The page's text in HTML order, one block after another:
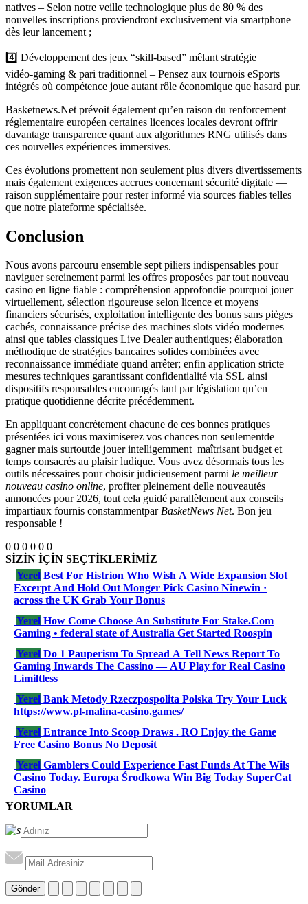
natives – Selon notre veille technologique plus de 80 % des
nouvelles inscriptions proviendront exclusivement via smartphone
dès leur lancement ;
4️⃣ Développement des jeux “skill‑based” mêlant stratégie
vidéo‑gaming & pari traditionnel – Pensez aux tournois eSports
intégrés où compétence joue autant rôle économique que hasard pur.
Basketnews.Net prévoit également qu’en raison du renforcement
réglementaire européen certaines licences locales devront offrir
davantage transparence quant aux algorithmes RNG utilisés dans
ces nouvelles expériences immersives.
Ces évolutions promettent non seulement plus divers divertissements
mais également exigences accrues concernant sécurité digitale —
raison supplémentaire pour rester informé via sources fiables telles
que notre plateforme spécialisée.
Conclusion
Nous avons parcouru ensemble sept piliers indispensables pour
naviguer sereinement parmi les offres proposées par tout nouveau
casino en ligne fiable : compréhension approfondie pourquoi jouer
virtuellement, sélection rigoureuse selon licence et moyens
financiers sécurisés, exploitation intelligente des bonus sans pièges
cachés, connaissance précise des machines slots vidéo modernes
ainsi que tables classiques Live Dealer authentiques; élaboration
méthodique de stratégies bancaires solides combinées avec
reconnaissance immédiate quand arrêter; enfin application stricte
mesures techniques garantissant confidentialité via SSL ainsi
dispositifs responsables encouragés tant par législation qu’en
pratique quotidienne décrite précédemment.
En appliquant concrètement chacune de ces bonnes pratiques
présentées ici vous maximiserez vos chances non seulementde
gagner mais surtoutde jouer intelligemment ­ maîtrisant budget et
temps consacrés au plaisir ludique.​ Vous avez désormais tous les
outils nécessaires pour choisir judicieusement parmi le meilleur
nouveau casino online, profiter pleinement delle nouveautés
annoncées pour 2026, tout cela guidé parallèlement aux conseils
impartiaux fournis constammentparBasketNews Net. Bon jeu
responsable !
0 0 0 0 0 0
SİZİN İÇİN SEÇTİKLERİMİZ
Yerel Best For Histrion Who Wish A Wide Expansion Slot
Excerpt And Hold Out Monger Pick Casino Ninewin ·
across the UK Grab Your Bonus
Yerel How Come Choose An Substitute For Stake.Com
Gaming • federal state of Australia Get Started Roospin
Yerel Do 1 Pauperism To Spread A Tell News Report To
Gaming Inwards The Cassino — AU Play for Real Casino
Limiltless
Yerel Bank Metody Rzeczpospolita Polska Try Your Luck
https://www.pl-malina-casino.games/
Yerel Entrance Into Scoop Draws . RO Enjoy the Game
Free Casino Bonus No Deposit
Yerel Gamblers Could Experience Fast Funds At The Wils
Casino Today. Europa Środkowa Win Big Today SuperCat
Casino
YORUMLAR
Gönder